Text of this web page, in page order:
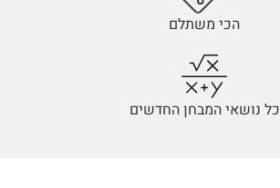
הכי משתלם
כל נושאי המבחן החדשים